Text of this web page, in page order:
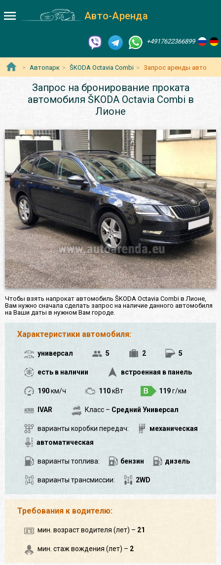
Авто-Аренда
+4917622366899
Автопарк ŠKODA Octavia Сombi Запрос аренды авто
Запрос на бронирование проката
автомобиля ŠKODA Octavia Сombi в
Лионе
Чтобы взять напрокат автомобиль ŠKODA Octavia Сombi в Лионе,
Вам нужно сначала сделать запрос на наличие данного автомобиля
на Ваши даты в нужном Вам городе.
Характеристики автомобиля:
универсал 5 2 5
есть в наличии встроенная в панель
190км/ч 110кВт 119г/км
IVAR Класс – Средний Универсал
варианты коробки передач:
механическая
автоматическая
варианты топлива: бензин дизель
варианты трансмиссии: 2WD
Требования к водителю:
мин. возраст водителя (лет) – 21
мин. стаж вождения (лет) – 2